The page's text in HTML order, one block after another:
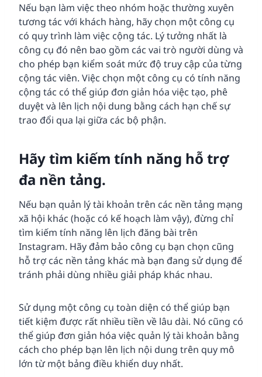
Nếu bạn làm việc theo nhóm hoặc thường xuyên
tương tác với khách hàng, hãy chọn một công cụ
có quy trình làm việc cộng tác. Lý tưởng nhất là
công cụ đó nên bao gồm các vai trò người dùng và
cho phép bạn kiểm soát mức độ truy cập của từng
cộng tác viên. Việc chọn một công cụ có tính năng
cộng tác có thể giúp đơn giản hóa việc tạo, phê
duyệt và lên lịch nội dung bằng cách hạn chế sự
trao đổi qua lại giữa các bộ phận.
Hãy tìm kiếm tính năng hỗ trợ
đa nền tảng.
Nếu bạn quản lý tài khoản trên các nền tảng mạng
xã hội khác (hoặc có kế hoạch làm vậy), đừng chỉ
tìm kiếm tính năng lên lịch đăng bài trên
Instagram. Hãy đảm bảo công cụ bạn chọn cũng
hỗ trợ các nền tảng khác mà bạn đang sử dụng để
tránh phải dùng nhiều giải pháp khác nhau.
Sử dụng một công cụ toàn diện có thể giúp bạn
tiết kiệm được rất nhiều tiền về lâu dài. Nó cũng có
thể giúp đơn giản hóa việc quản lý tài khoản bằng
cách cho phép bạn lên lịch nội dung trên quy mô
lớn từ một bảng điều khiển duy nhất.